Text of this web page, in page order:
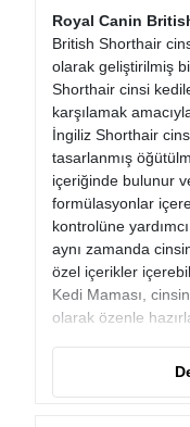
Royal Canin
British Shorthair
olarak geliştirilmiş
Shorthair cinsi
karşılamak
İngiliz Shorthair
tasarlanmış
içeriğinde bulunur
formülasyonlar
kontrolüne
aynı zamanda
özel içerikler
Kedi Maması,
olarak özenle
ihtiyaçlarına göre
İçerik